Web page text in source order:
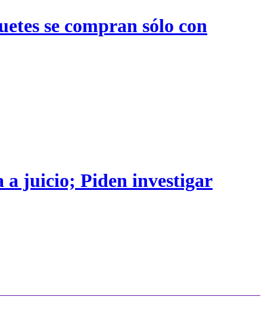
se compran sólo con
a juicio; Piden investigar